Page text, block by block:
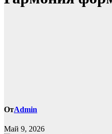
ОтAdmin
Май 9, 2026